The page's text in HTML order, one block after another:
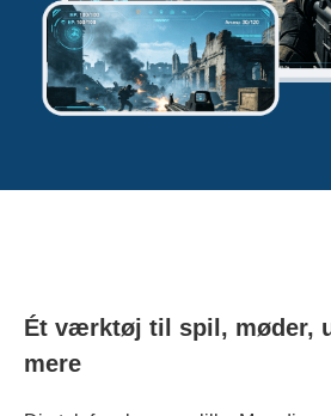
Ét værktøj til spil, møder,
mere